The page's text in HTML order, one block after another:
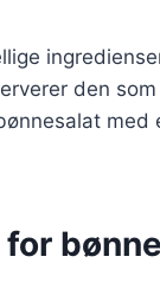
den